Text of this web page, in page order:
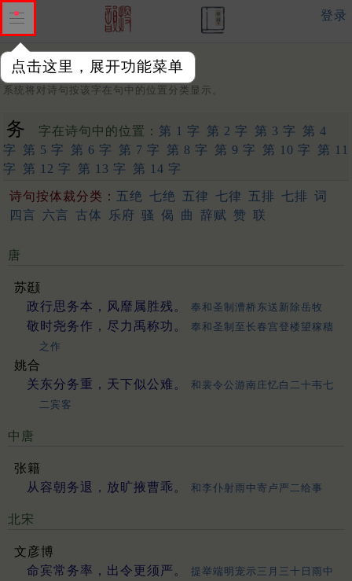
点击这里，展开功能菜单
登录
字：
系统将对诗句按该字在句中的位置分类显示。
务 字在诗句中的位置： 第 1 字 第 2 字 第 3 字
第 4
字
第 5 字 第 6 字 第 7 字 第 8 字 第 9 字 第 10 字
第 11
字
第 12 字 第 13 字 第 14 字
诗句按体裁分类： 五绝 七绝 五律 七律 五排 七排 词
四言
六言 古体 乐府 骚 偈 曲 辞赋 赞 联
唐
苏颋
政行思务本，风靡属胜残。
奉和圣制漕桥东送新除岳牧
敬时尧务作，尽力禹称功。
奉和圣制至长春宫登楼望稼穑
之作
姚合
关东分务重，天下似公难。
和裴令公游南庄忆白二十韦七
二宾客
中唐
张籍
从容朝务退，放旷掖曹乖。
和李仆射雨中寄卢严二给事
北宋
文彦博
命宾常务率，出令更须严。
提举端明宠示三月三十日雨中